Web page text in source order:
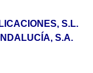
S.L.
S.A.